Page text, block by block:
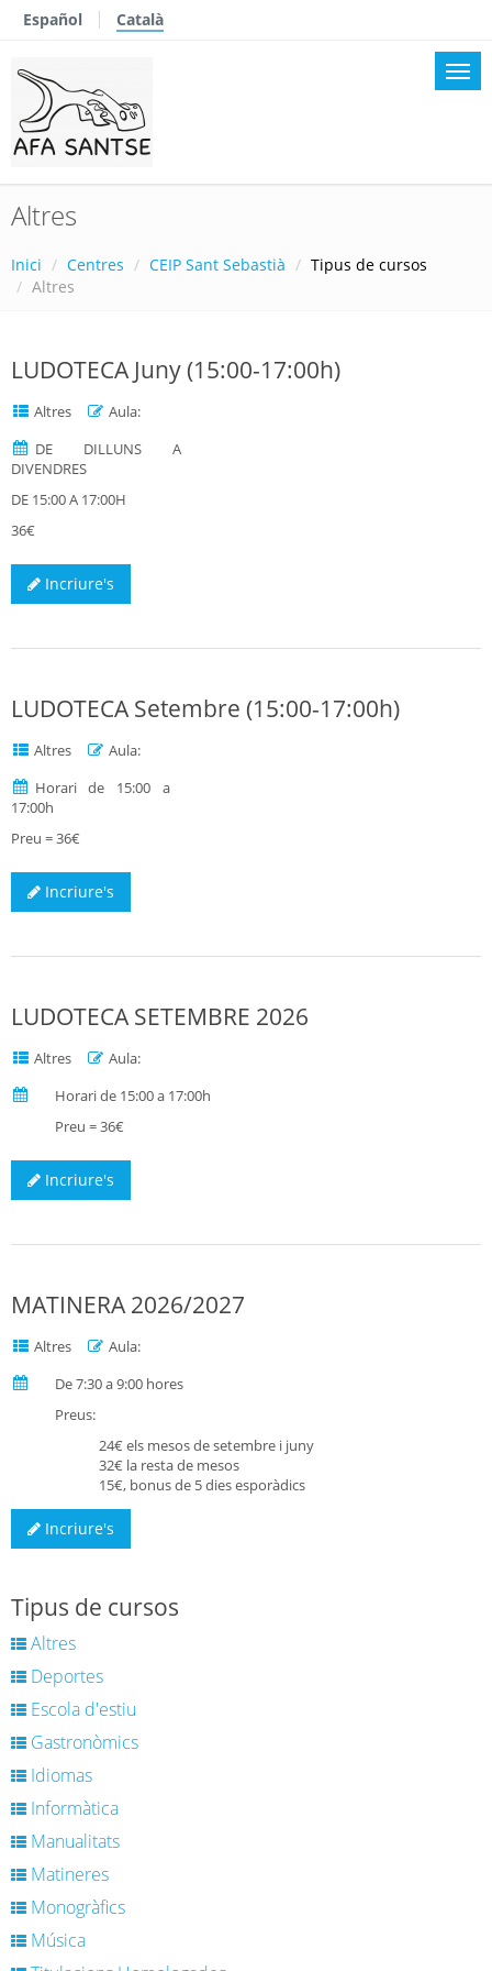
Español Català
Altres
Inici Centres CEIP Sant Sebastià
Tipus de cursos
Altres
LUDOTECA Juny (15:00-17:00h)
Altres
Aula:
DE DILLUNS A
DIVENDRES
DE 15:00 A 17:00H
36€
Incriure's
LUDOTECA Setembre (15:00-17:00h)
Altres
Aula:
Horari de 15:00 a
17:00h
Preu = 36€
Incriure's
LUDOTECA SETEMBRE 2026
Altres
Aula:
Horari de 15:00 a 17:00h
Preu = 36€
Incriure's
MATINERA 2026/2027
Altres
Aula:
De 7:30 a 9:00 hores
Preus:
24€ els mesos de setembre i juny
32€ la resta de mesos
15€, bonus de 5 dies esporàdics
Incriure's
Tipus de cursos
Altres
Deportes
Escola d'estiu
Gastronòmics
Idiomas
Informàtica
Manualitats
Matineres
Monogràfics
Música